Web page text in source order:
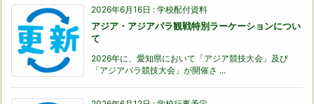
2026年6月16日 : 学校配付資料
アジア・アジアパラ観戦特別ラーケーションについ
て
2026年に、愛知県において「アジア競技大会」及び
「アジアパラ競技大会」が開催さ ...